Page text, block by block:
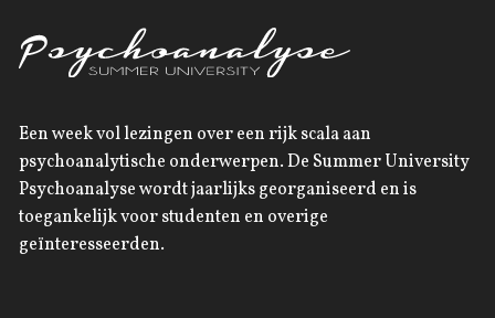
Een week vol lezingen over een rijk scala aan
psychoanalytische onderwerpen. De Summer University
Psychoanalyse wordt jaarlijks georganiseerd en is
toegankelijk voor studenten en overige
geïnteresseerden.